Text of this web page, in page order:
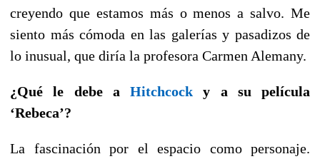
creyendo que estamos más o menos a salvo. Me
siento más cómoda en las galerías y pasadizos de
lo inusual, que diría la profesora Carmen Alemany.
¿Qué le debe a Hitchcocky a su película
‘Rebeca’?
La fascinación por el espacio como personaje.